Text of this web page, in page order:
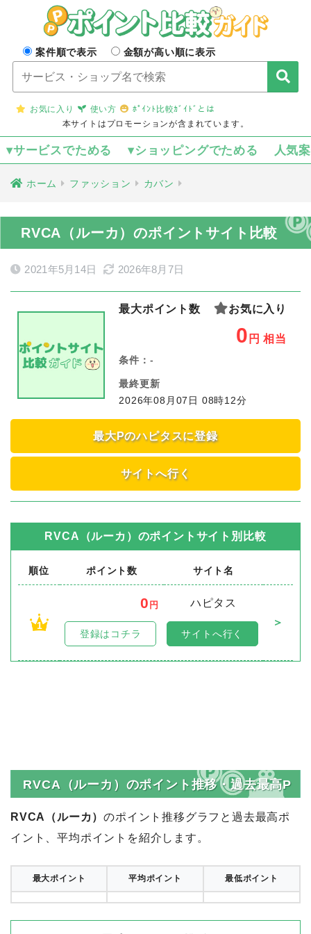
案件順で表示 金額が高い順に表示
お気に入り 使い方
ﾎﾟｲﾝﾄ比較ｶﾞｲﾄﾞとは
本サイトはプロモーションが含まれています。
▾サービスでためる ▾ショッピングでためる 人気
ホーム ファッション カバン
RVCA（ルーカ）のポイントサイト比較
2021年5月14日 2026年8月7日
最大ポイント数 お気に入り
0 円 相当
条件： -
最終更新
2026年08月07日 08時12分
最大Pのハピタスに登録
サイトへ行く
RVCA（ルーカ） のポイントサイト別比較
順位 ポイント数 サイト名
1
0 円
ハピタス
＞
登録はコチラ サイトへ行く
RVCA（ルーカ）のポイント推移・過去最高P
RVCA（ルーカ）のポイント推移グラフと過去最高ポ
イント、平均ポイントを紹介します。
最大ポイント 平均ポイント 最低ポイント